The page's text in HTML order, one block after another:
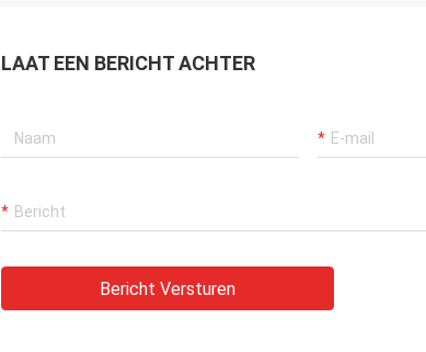
LAAT EEN BERICHT ACHTER
Bericht Versturen